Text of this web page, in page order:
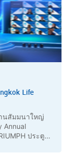
Life
นสัมมนาใหญ่
Annual
ประตูสู่